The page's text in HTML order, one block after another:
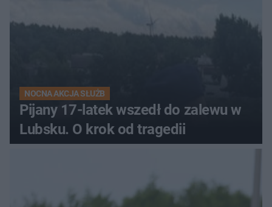
NOCNA AKCJA SŁUŻB
Pijany 17-latek wszedł do zalewu w
Lubsku. O krok od tragedii